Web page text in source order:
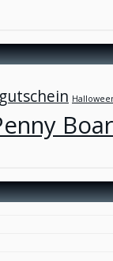
gutschein